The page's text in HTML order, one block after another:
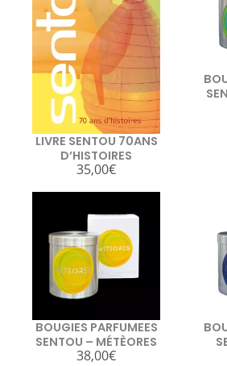
LIVRE SENTOU 70ANS
D’HISTOIRES
35,00€
BOUGIES PARFUMEES
SENTOU – MÉTÈORES
38,00€